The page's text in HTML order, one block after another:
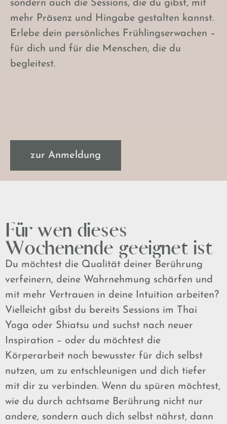
sondern auch die Sessions, die du gibst, mit
mehr Präsenz und Hingabe gestalten kannst.
Erlebe dein persönliches Frühlingserwachen –
für dich und für die Menschen, die du
begleitest.
zur Anmeldung
Für wen dieses
Wochenende geeignet ist
Du möchtest die Qualität deiner Berührung
verfeinern, deine Wahrnehmung schärfen und
mit mehr Vertrauen in deine Intuition arbeiten?
Vielleicht gibst du bereits Sessions im Thai
Yoga oder Shiatsu und suchst nach neuer
Inspiration – oder du möchtest die
Körperarbeit noch bewusster für dich selbst
nutzen, um zu entschleunigen und dich tiefer
mit dir zu verbinden. Wenn du spüren möchtest,
wie du durch achtsame Berührung nicht nur
andere, sondern auch dich selbst nährst, dann